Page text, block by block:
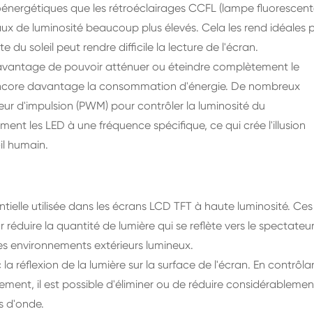
que les rétroéclairages CCFL (lampe
de luminosité beaucoup plus élevés. Cela les rend idéales
du soleil peut rendre difficile la lecture de l'écran.
de pouvoir atténuer ou éteindre complètement le
davantage la consommation d'énergie. De nombreux
d'impulsion (PWM) pour contrôler la luminosité du
les LED à une fréquence spécifique, ce qui crée l'illusion
humain.
utilisée dans les écrans LCD TFT à haute luminosité. Ces
la quantité de lumière qui se reflète vers le
environnements extérieurs lumineux.
réflexion de la lumière sur la surface de l'écran. En
il est possible d'éliminer ou de réduire
d'onde.